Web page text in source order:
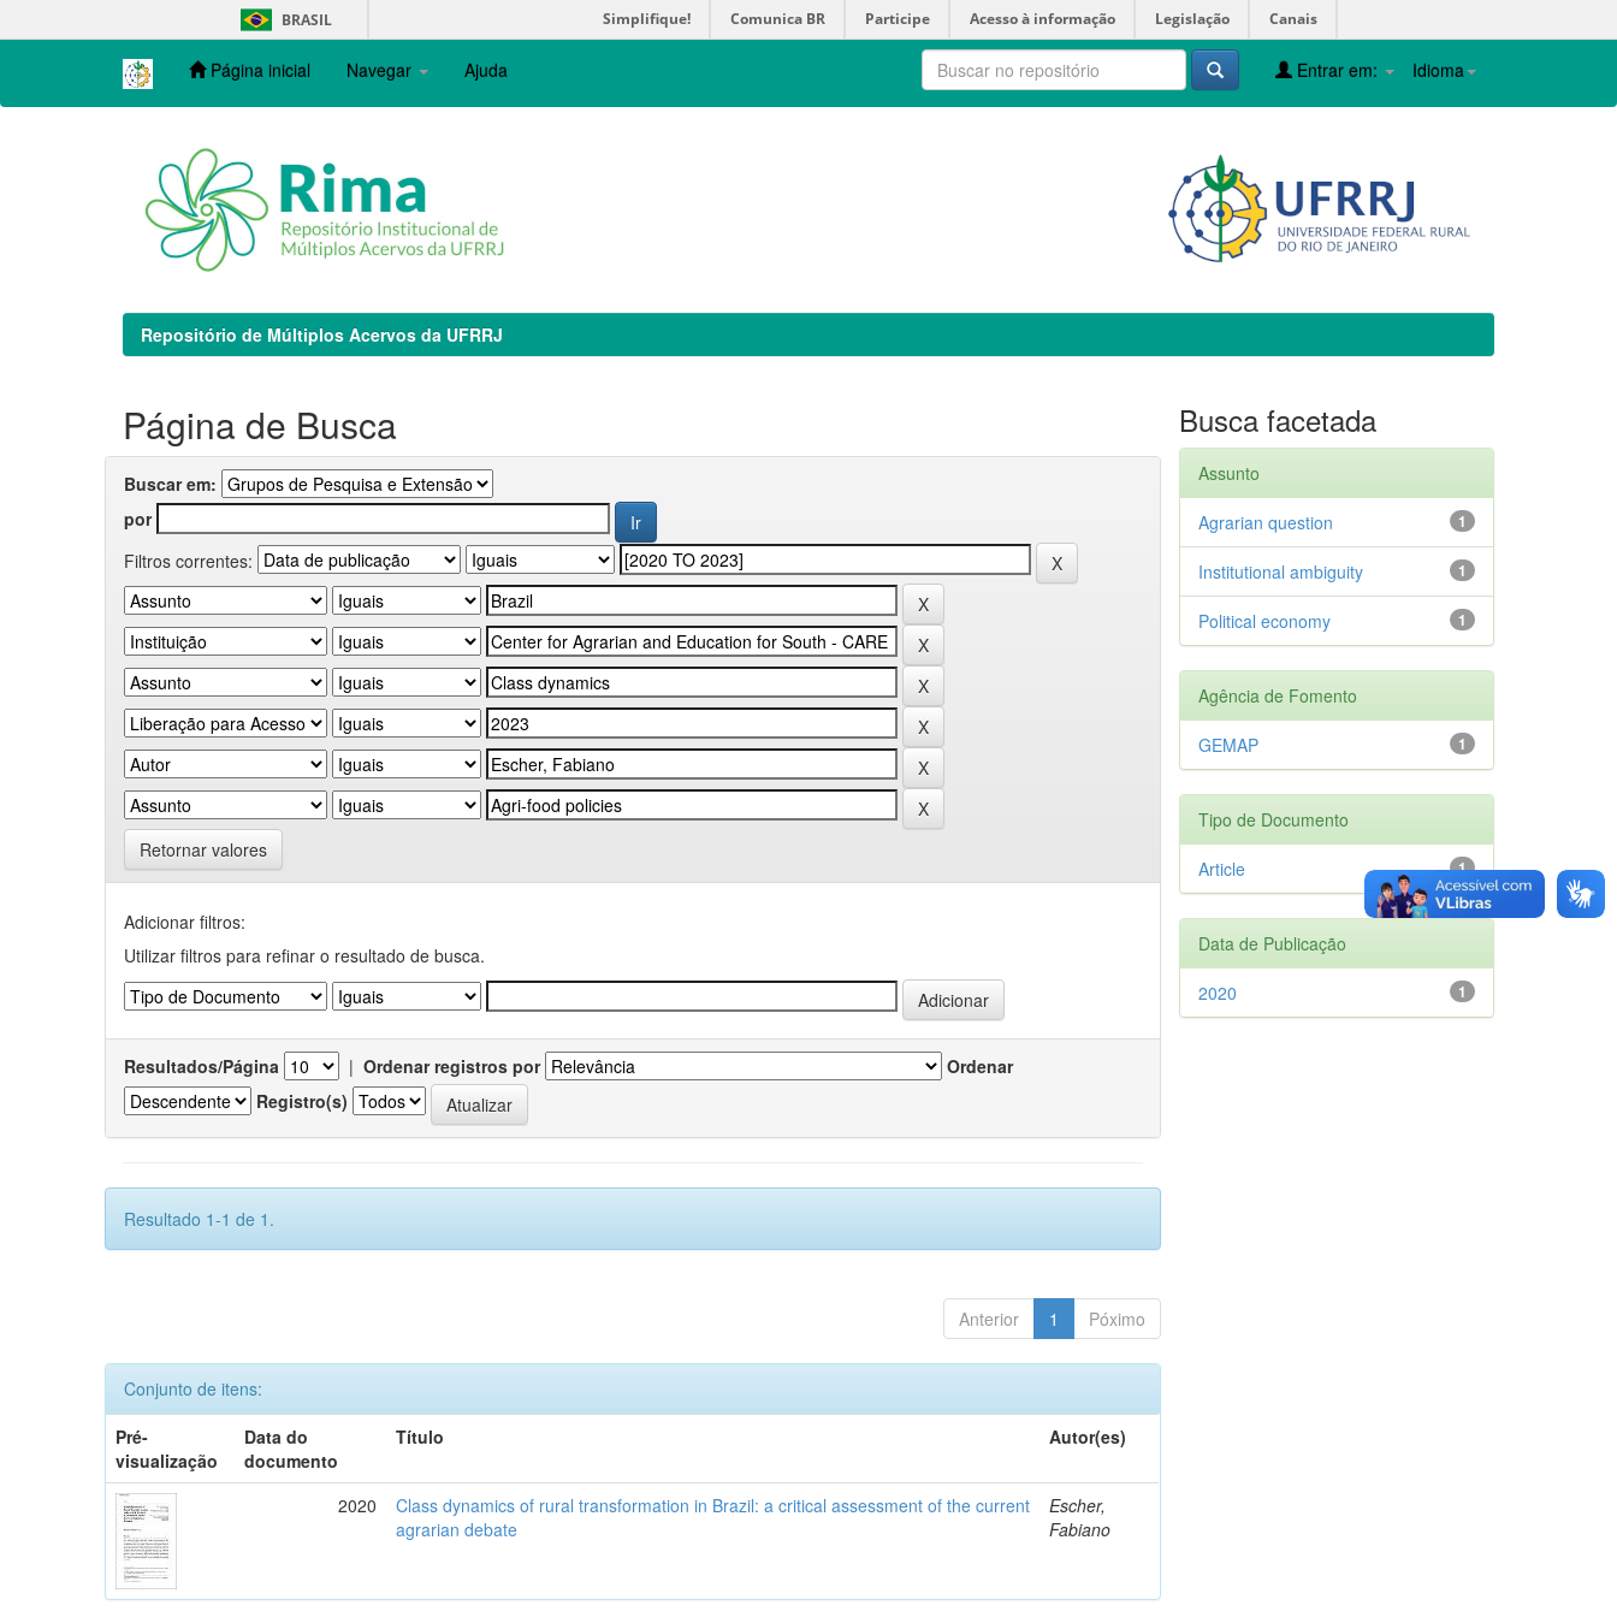
navigation
BRASIL Simplifique! Comunica BR Participe Acesso à informação Legislação Canais
Página inicial Navegar Ajuda Idioma
Entrar em:
Repositório de Múltiplos Acervos da UFRRJ
Página de Busca
Buscar em:
por
Filtros correntes:
Retornar valores
Adicionar filtros:
Utilizar filtros para refinar o resultado de busca.
Resultados/Página | Ordenar registros por
Ordenar
Registro(s)
Resultado 1-1 de 1.
Anterior 1 Póximo
Conjunto de itens:
Pré-
visualização
Data do
documento
Título Autor(es)
2020
Class dynamics of rural transformation in Brazil: a critical assessment of the current
agrarian debate
Escher,
Fabiano
Busca facetada
Assunto
1
Agrarian question
1
Institutional ambiguity
1
Political economy
Agência de Fomento
1
GEMAP
Tipo de Documento
1
Article
Data de Publicação
1
2020